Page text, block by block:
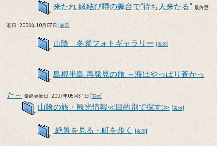
来たれ 縁結び噂の舞台で“待ち人来たる” 最終更
新日 : 2006年10月07日 [表示]
山陰 冬景フォトギャラリー [表示]
島根半島 再発見の旅 ～海はやっぱり蒼かっ
た～ 最終更新日 : 2007年05月31日 [表示]
山陰の旅・観光情報≪目的別で探す≫ [表示]
絶景を見る・町を歩く [表示]